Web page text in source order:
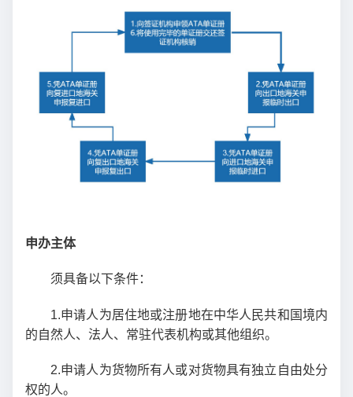
申办主体
须具备以下条件：
1.申请人为居住地或注册地在中华人民共和国境内
的自然人、法人、常驻代表机构或其他组织。
2.申请人为货物所有人或对货物具有独立自由处分
权的人。